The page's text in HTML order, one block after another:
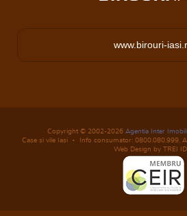
www.birouri-
Copyright © 2002-2026 Agentia Inter
Case si vile Iasi
Info consumator: 0800.080.999,
Web Design by TREI